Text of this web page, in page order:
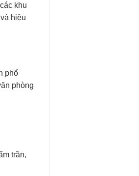
khu
hiệu
phổ
phòng
trần,